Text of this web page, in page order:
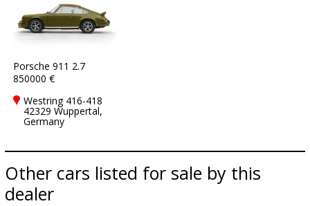
Porsche 911 2.7
850000 €
Westring 416-418
42329 Wuppertal,
Germany
Other cars listed for sale by this
dealer